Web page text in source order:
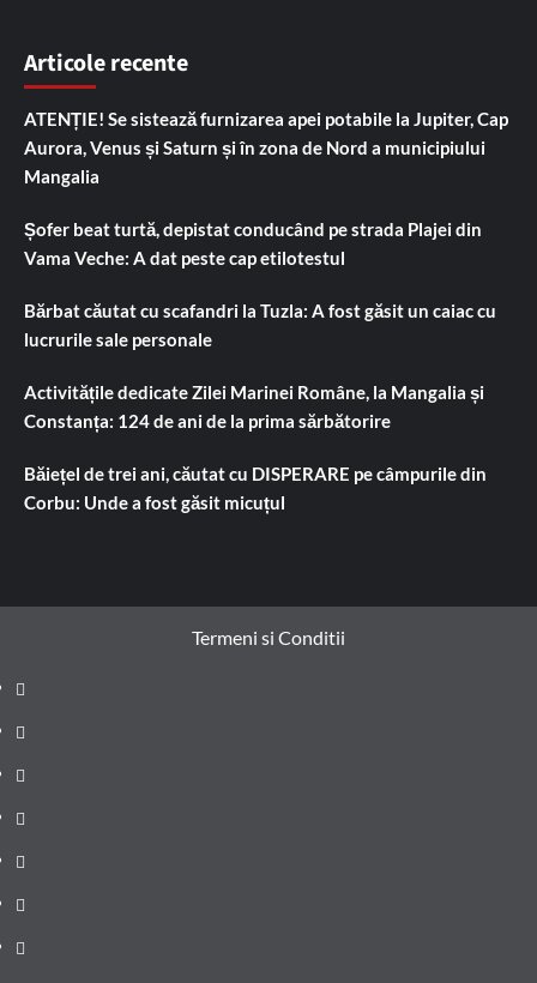
Articole recente
ATENȚIE! Se sistează furnizarea apei potabile la Jupiter, Cap
Aurora, Venus și Saturn și în zona de Nord a municipiului
Mangalia
Șofer beat turtă, depistat conducând pe strada Plajei din
Vama Veche: A dat peste cap etilotestul
Bărbat căutat cu scafandri la Tuzla: A fost găsit un caiac cu
lucrurile sale personale
Activitățile dedicate Zilei Marinei Române, la Mangalia și
Constanța: 124 de ani de la prima sărbătorire
Băiețel de trei ani, căutat cu DISPERARE pe câmpurile din
Corbu: Unde a fost găsit micuțul
Termeni si Conditii
Prima
pagină
Știri
de
ultima
Administrație
locală
Actualitate
Justiție
Cultura
Sănătate